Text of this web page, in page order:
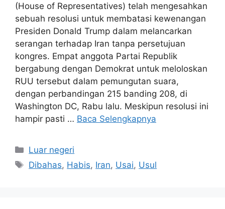
(House of Representatives) telah mengesahkan
sebuah resolusi untuk membatasi kewenangan
Presiden Donald Trump dalam melancarkan
serangan terhadap Iran tanpa persetujuan
kongres. Empat anggota Partai Republik
bergabung dengan Demokrat untuk meloloskan
RUU tersebut dalam pemungutan suara,
dengan perbandingan 215 banding 208, di
Washington DC, Rabu lalu. Meskipun resolusi ini
hampir pasti … Baca Selengkapnya
Kategori
Luar negeri
Tag
Dibahas, Habis, Iran, Usai, Usul